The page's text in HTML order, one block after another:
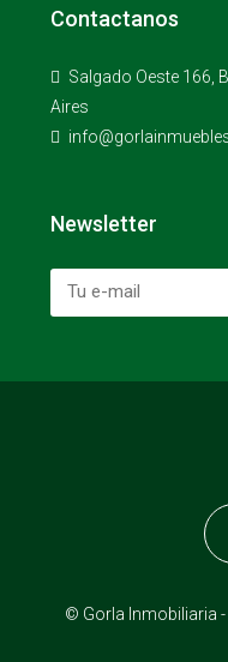
Contactanos
Salgado Oeste 166,
Aires
Newsletter
© Gorla Inmobiliaria